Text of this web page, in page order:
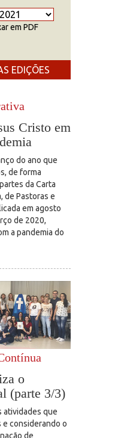
em PDF
EDIÇÕES
Cristo em
do ano que
de forma
da Carta
de Pastoras e
em agosto
de 2020,
a pandemia do
o
(parte 3/3)
atividades que
considerando o
de